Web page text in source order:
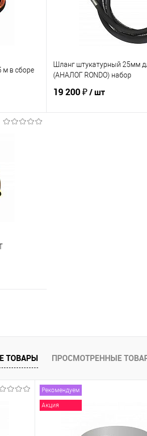
м в сборе
Шланг штукатурный 25мм
(АНАЛОГ RONDO) набор
19 200 ₽/ шт
ТОВАРЫ ПРОСМОТРЕННЫЕ
Рекомендуем
Акция